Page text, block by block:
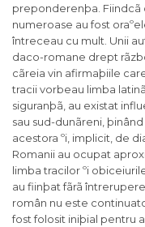
preponderenþa. Fiindcã
numeroase au fost
întreceau cu mult. Unii
daco-romane drept
cãreia vin afirmaþiile
tracii vorbeau limba
siguranþã, au existat
sau sud-dunãreni,
acestora ºi, implicit, de
Romanii au ocupat
limba tracilor ºi
au fiinþat fãrã
român nu este
fost folosit iniþial pentru